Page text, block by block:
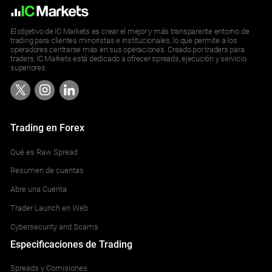
AMRX.NYSE
Amneal Pharmaceuticals
AMT.NYSE
American Tower Corporation (REIT) CFD
AMWL.NYSE
AMX.NYSE
America Movil
AN.NYSE
AutoNation
ALGN.NAS
ALGS.NAS
Aligos Therapeutics Inc CFD
ALNY.NAS
Alnylam Pharmaceuticals Inc. Common Stock
ALPN.NAS
Alpine Immune Sciences Inc
LIN.ETR
Linde Plc (DE)
LXS.ETR
Lanxess
Manz Automation
MOR.ETR
MRK.ETR
HSBA.LSE
HSBC
IAG.LSE
International Consolidated Airlines Group
ICP.LSE
III.LSE
3i Group
JCDX.PAR
JCDecaux
KER.PAR
LR.PAR
Legrand
Maurel & Prom
TRE.MAD
Tecnicas Reunida
VIS.MAD
REDE.MAD
Redeia Corporacion SA CFD
El objetivo de IC Markets es crear el mejor y más transparente entorno de
trading para clientes minoristas e institucionales, lo que permite a los
operadores centrarse más en sus operaciones. Creado por traders para
traders, IC Markets está dedicado a ofrecer spreads, ejecución y servicio
superiores.
Trading en Forex
Qué es Raw Spread
Resumen de cuentas
Abre una Cuenta
Trader Launch en Web
Cybersecurity and Scams
Especificaciones de Trading
Spreads y Comisiones